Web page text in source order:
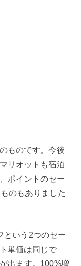
ものです。今後
リオットも宿泊
ポイントのセー
のもありました
という2つのセー
単価は同じで
出ます。100%増